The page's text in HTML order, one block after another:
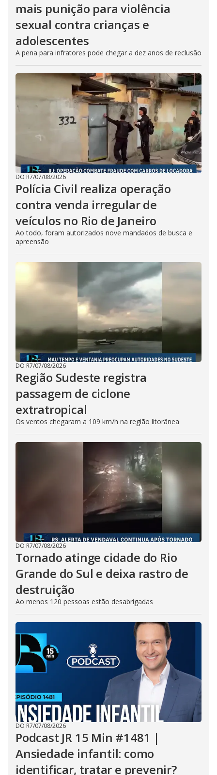
mais punição para violência
sexual contra crianças e
adolescentes
A pena para infratores pode chegar a dez anos de reclusão
DO R7/07/08/2026
Polícia Civil realiza operação
contra venda irregular de
veículos no Rio de Janeiro
Ao todo, foram autorizados nove mandados de busca e
apreensão
DO R7/07/08/2026
Região Sudeste registra
passagem de ciclone
extratropical
Os ventos chegaram a 109 km/h na região litorânea
DO R7/07/08/2026
Tornado atinge cidade do Rio
Grande do Sul e deixa rastro de
destruição
Ao menos 120 pessoas estão desabrigadas
DO R7/07/08/2026
Podcast JR 15 Min #1481 |
Ansiedade infantil: como
identificar, tratar e prevenir?